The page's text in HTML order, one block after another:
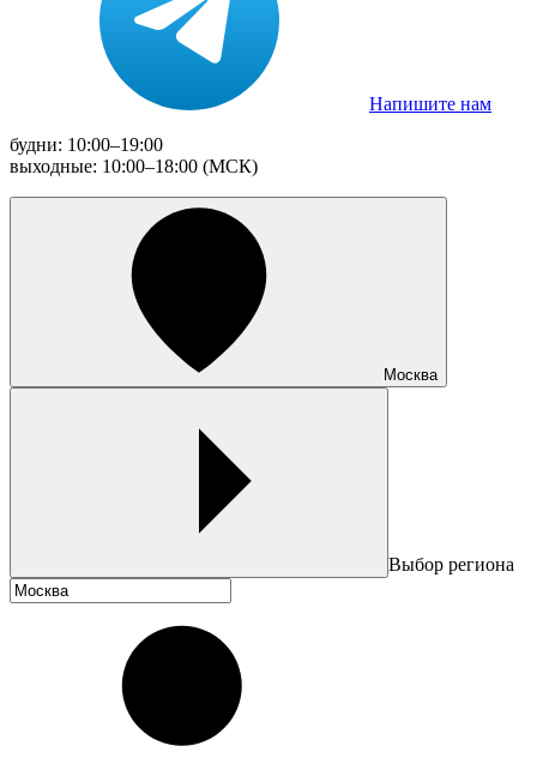
Напишите нам
будни: 10:00–19:00
выходные: 10:00–18:00 (МСК)
Москва
Выбор региона